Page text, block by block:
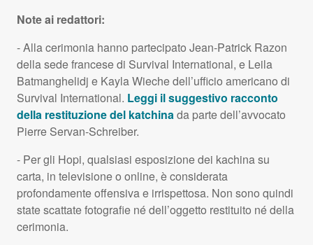
Note ai redattori:
- Alla cerimonia hanno partecipato Jean-Patrick Razon
della sede francese di Survival International, e Leila
Batmanghelidj e Kayla Wieche dell’ufficio americano di
Survival International. Leggi il suggestivo racconto
della restituzione del katchina da parte dell’avvocato
Pierre Servan-Schreiber.
- Per gli Hopi, qualsiasi esposizione dei kachina su
carta, in televisione o online, è considerata
profondamente offensiva e irrispettosa. Non sono quindi
state scattate fotografie né dell’oggetto restituito né della
cerimonia.